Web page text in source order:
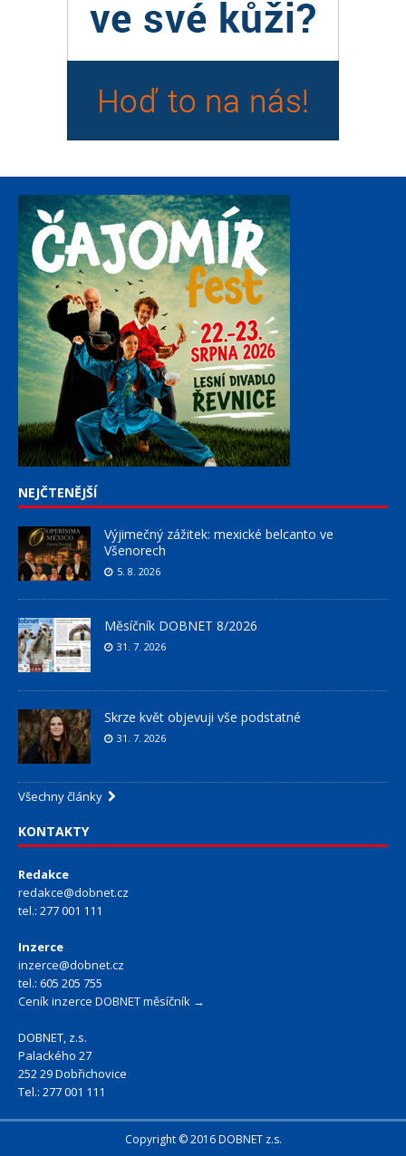
NEJČTENĚJŠÍ
Výjimečný zážitek: mexické belcanto ve
Všenorech
5. 8. 2026
Měsíčník DOBNET 8/2026
31. 7. 2026
Skrze květ objevuji vše podstatné
31. 7. 2026
Všechny články
KONTAKTY
Redakce
redakce@dobnet.cz
tel.: 277 001 111
Inzerce
inzerce@dobnet.cz
tel.: 605 205 755
Ceník inzerce DOBNET měsíčník →
DOBNET, z.s.
Palackého 27
252 29 Dobřichovice
Tel.: 277 001 111
Copyright © 2016 DOBNET z.s.